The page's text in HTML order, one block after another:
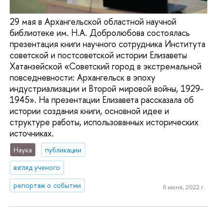
29 мая в Архангельской областной научной
библиотеке им. Н.А. Добролюбова состоялась
презентация книги научного сотрудника Института
советской и постсоветской истории Елизаветы
Хатанзейской «Советский город в экстремальной
повседневности: Архангельск в эпоху
индустриализации и Второй мировой войны, 1929-
1945». На презентации Елизавета рассказала об
истории создания книги, основной идее и
структуре работы, использованных исторических
источниках.
Наука
публикации
взгляд ученого
репортаж о событии
6 июня, 2022 г.